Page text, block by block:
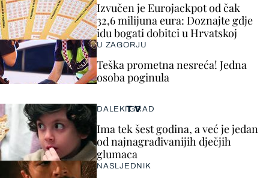
Izvučen je Eurojackpot od čak
32,6 milijuna eura: Doznajte gdje
idu bogati dobitci u Hrvatskoj
U ZAGORJU
Teška prometna nesreća! Jedna
osoba poginula
TV
DALEKI GRAD
Ima tek šest godina, a već je jedan
od najnagrađivanijih dječjih
glumaca
NASLJEDNIK